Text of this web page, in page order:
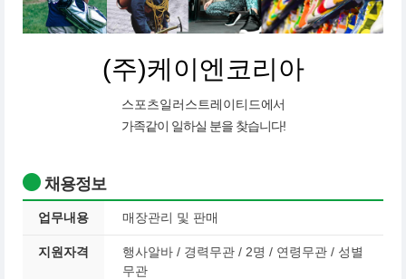
(주)케이엔코리아
스포츠일러스트레이티드에서
가족같이 일하실 분을 찾습니다!
채용정보
업무내용 매장관리 및 판매
지원자격
행사알바 / 경력무관 / 2명 / 연령무관 / 성별
무관